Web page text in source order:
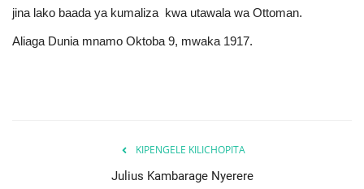
jina lako baada ya kumaliza kwa utawala wa Ottoman.
Aliaga Dunia mnamo Oktoba 9, mwaka 1917.
KIPENGELE KILICHOPITA
Julius Kambarage Nyerere